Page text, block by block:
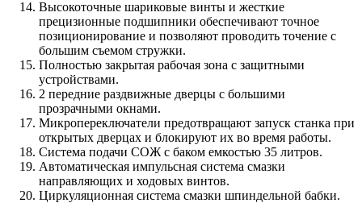
Высокоточные шариковые винты и жесткие
прецизионные подшипники обеспечивают точное
позиционирование и позволяют проводить точение с
большим съемом стружки.
Полностью закрытая рабочая зона с защитными
устройствами.
2 передние раздвижные дверцы с большими
прозрачными окнами.
Микропереключатели предотвращают запуск станка при
открытых дверцах и блокируют их во время работы.
Система подачи СОЖ с баком емкостью 35 литров.
Автоматическая импульсная система смазки
направляющих и ходовых винтов.
Циркуляционная система смазки шпиндельной бабки.